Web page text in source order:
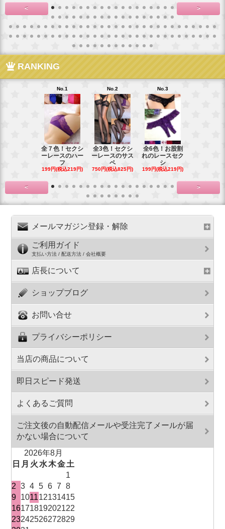
< >
RANKING
No.1
全７色！セクシ
ーレースのハー
フ
199円(税込219円)
No.2
全3色！セクシ
ーレースのサス
ペ
750円(税込825円)
No.3
全6色！お股割
れのレースセク
シ
199円(税込219円)
< >
メールマガジン登録・解除
ご利用ガイド
支払い方法 / 配送方法 / 会社概要
店長について
ショップブログ
お問い合せ
プライバシーポリシー
当店の商品について
即日スピード発送
よくあるご質問
ご注文後の自動配信メールや受注完了メールが届
かない場合について
2026年8月
日 月 火 水木金土
1
2
3 4 5 6 7
8
9 101112131415
16171819202122
23242526272829